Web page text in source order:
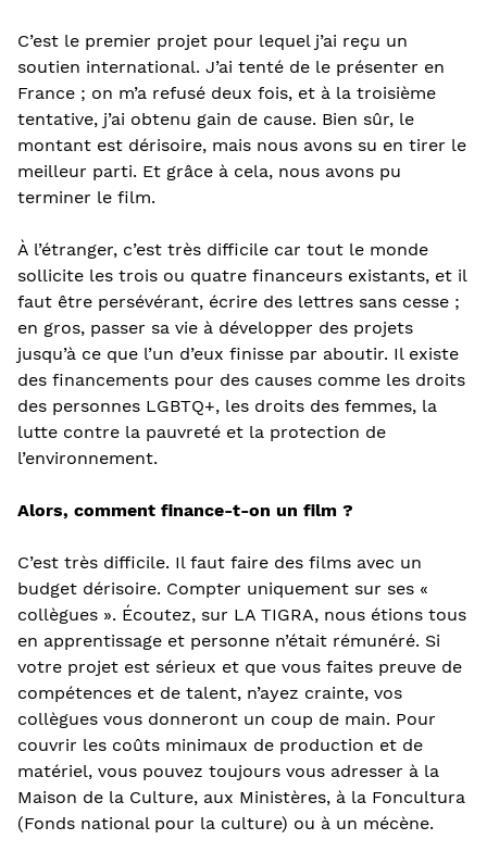
C’est le premier projet pour lequel j’ai reçu un
soutien international. J’ai tenté de le présenter en
France ; on m’a refusé deux fois, et à la troisième
tentative, j’ai obtenu gain de cause. Bien sûr, le
montant est dérisoire, mais nous avons su en tirer le
meilleur parti. Et grâce à cela, nous avons pu
terminer le film.
À l’étranger, c’est très difficile car tout le monde
sollicite les trois ou quatre financeurs existants, et il
faut être persévérant, écrire des lettres sans cesse ;
en gros, passer sa vie à développer des projets
jusqu’à ce que l’un d’eux finisse par aboutir. Il existe
des financements pour des causes comme les droits
des personnes LGBTQ+, les droits des femmes, la
lutte contre la pauvreté et la protection de
l’environnement.
Alors, comment finance-t-on un film ?
C’est très difficile. Il faut faire des films avec un
budget dérisoire. Compter uniquement sur ses «
collègues ». Écoutez, sur LA TIGRA, nous étions tous
en apprentissage et personne n’était rémunéré. Si
votre projet est sérieux et que vous faites preuve de
compétences et de talent, n’ayez crainte, vos
collègues vous donneront un coup de main. Pour
couvrir les coûts minimaux de production et de
matériel, vous pouvez toujours vous adresser à la
Maison de la Culture, aux Ministères, à la Foncultura
(Fonds national pour la culture) ou à un mécène.